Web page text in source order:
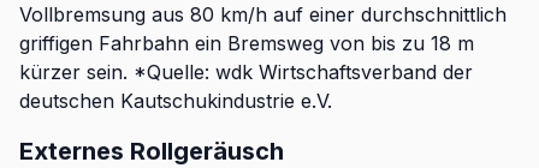
Vollbremsung aus 80 km/h auf einer durchschnittlich
griffigen Fahrbahn ein Bremsweg von bis zu 18 m
kürzer sein. *Quelle: wdk Wirtschaftsverband der
deutschen Kautschukindustrie e.V.
Externes Rollgeräusch